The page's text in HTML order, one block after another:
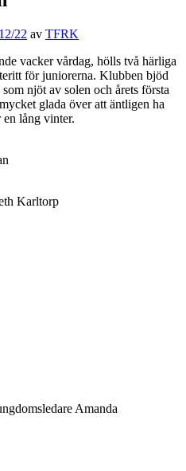
22 av TFRK
vacker vårdag, hölls två härliga
för juniorerna. Klubben bjöd
njöt av solen och årets första
glada över att äntligen ha
lång vinter.
Karltorp
Amanda